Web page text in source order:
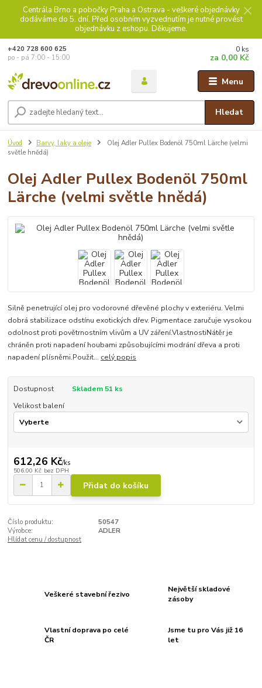
Centrála Brno a pobočky Praha a Ostrava - veškeré objednávky
dodáváme do 5. dní. Před osobním vyzvednutím je nutné provést
objednávku z eshopu. Děkujeme.
Menu
Hledat
+420 728 600 625
po - pá 7:00 - 15:00
0 ks
za 0,00 Kč
Úvod Barvy, laky a oleje
Olej Adler Pullex Bodenöl 750ml Lärche (velmi
světle hnědá)
Olej Adler Pullex Bodenöl 750ml
Lärche (velmi světle hnědá)
Silně penetrující olej pro vodorovné dřevěné plochy v exteriéru. Velmi
dobrá stabilizace odstínu exotických dřev. Pigmentace zaručuje vysokou
odolnost proti povětrnostním vlivům a UV záření.VlastnostiNátěr je
chráněn proti napadení houbami způsobujícími modrání dřeva a proti
napadení plísněmi.Použit... celý popis
Dostupnost
Skladem 51 ks
Velikost balení
612,26 Kč/ks
506,00 Kč bez DPH
Přidat do košíku
Číslo produktu:
50547
Výrobce:
ADLER
Hlídat cenu / dostupnost
Veškeré stavební řezivo
Největší skladové
zásoby
Vlastní doprava po celé
ČR
Jsme tu pro Vás již 16
let